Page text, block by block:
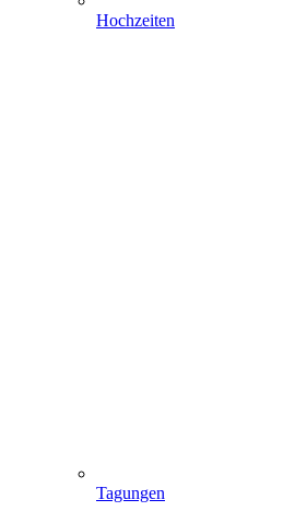
Hochzeiten
Tagungen